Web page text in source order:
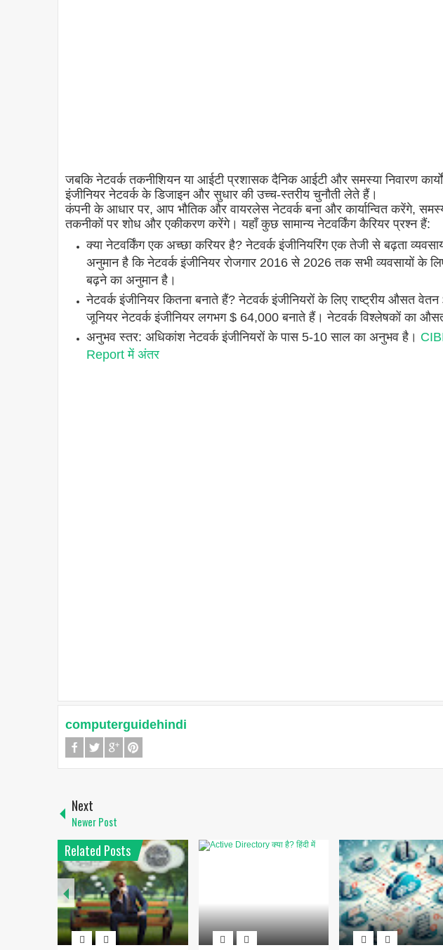
जबकि नेटवर्क तकनीशियन या आईटी प्रशासक दैनिक आईटी और समस्या निवारण
इंजीनियर नेटवर्क के डिजाइन और सुधार की उच्च-स्तरीय चुनौती लेते हैं।
कंपनी के आधार पर, आप भौतिक और वायरलेस नेटवर्क बना और कार्यान्वित करेंगे,
तकनीकों पर शोध और एकीकरण करेंगे। यहाँ कुछ सामान्य नेटवर्किंग कैरियर प्रश्न हैं:
क्या नेटवर्किंग एक अच्छा करियर है? नेटवर्क इंजीनियरिंग एक तेजी से बढ़ता
अनुमान है कि नेटवर्क इंजीनियर रोजगार 2016 से 2026 तक सभी व्यवसायों के
बढ़ने का अनुमान है।
नेटवर्क इंजीनियर कितना बनाते हैं? नेटवर्क इंजीनियरों के लिए राष्ट्रीय औसत
जूनियर नेटवर्क इंजीनियर लगभग $ 64,000 बनाते हैं। नेटवर्क विश्लेषकों का
अनुभव स्तर: अधिकांश नेटवर्क इंजीनियरों के पास 5-10 साल का अनुभव है।
Report में अंतर
computerguidehindi
Next
Newer Post
Related Posts